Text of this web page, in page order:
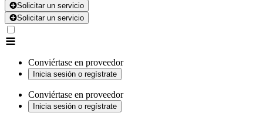
Solicitar un servicio
Solicitar un servicio
Conviértase en proveedor
Inicia sesión o regístrate
Conviértase en proveedor
Inicia sesión o regístrate